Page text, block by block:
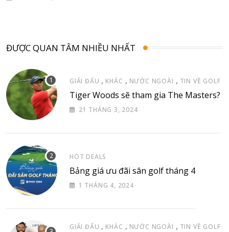
ĐƯỢC QUAN TÂM NHIỀU NHẤT
GIẢI ĐẤU , KHÁC , NƯỚC NGOÀI , TIN VỀ GOLF
Tiger Woods sẽ tham gia The Masters?
21 THÁNG 3, 2024
HOT DEALS
Bảng giá ưu đãi sân golf tháng 4
1 THÁNG 4, 2024
GIẢI ĐẤU , KHÁC , NƯỚC NGOÀI , TIN VỀ GOLF